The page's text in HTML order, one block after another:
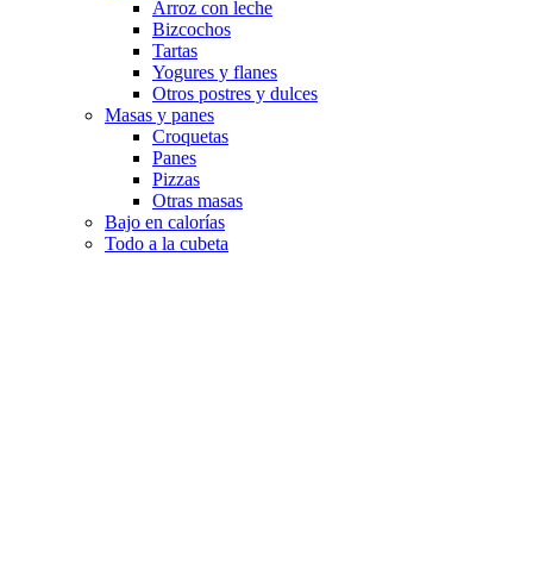
Arroz con leche
Bizcochos
Tartas
Yogures y flanes
Otros postres y dulces
Masas y panes
Croquetas
Panes
Pizzas
Otras masas
Bajo en calorías
Todo a la cubeta